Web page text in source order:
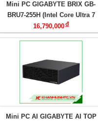
Mini PC GIGABYTE BRIX GB-
BRU7-255H (Intel Core Ultra 7
255H/ DDR5-6400/ 2x NVMe/
USB4/ Wi-Fi 7/ Bluetooth/ LAN/
16,790,000đ
Mini PC AI GIGABYTE AI TOP